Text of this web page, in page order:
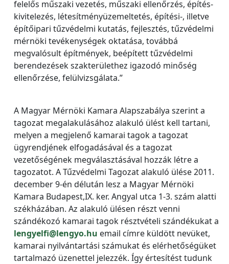
felelős műszaki vezetés, műszaki ellenőrzés, építés-
kivitelezés, létesítményüzemeltetés, építési-, illetve
építőipari tűzvédelmi kutatás, fejlesztés, tűzvédelmi
mérnöki tevékenységek oktatása, továbbá
megvalósult építmények, beépített tűzvédelmi
berendezések szakterülethez igazodó minőség
ellenőrzése, felülvizsgálata.”
A Magyar Mérnöki Kamara Alapszabálya szerint a
tagozat megalakulásához alakuló ülést kell tartani,
melyen a megjelenő kamarai tagok a tagozat
ügyrendjének elfogadásával és a tagozat
vezetőségének megválasztásával hozzák létre a
tagozatot. A Tűzvédelmi Tagozat alakuló ülése 2011.
december 9-én délután lesz a Magyar Mérnöki
Kamara Budapest,IX. ker. Angyal utca 1-3. szám alatti
székházában. Az alakuló ülésen részt venni
szándékozó kamarai tagok résztvételi szándékukat a
lengyelfi@lengyo.hu email címre küldött nevüket,
kamarai nyilvántartási számukat és elérhetőségüket
tartalmazó üzenettel jelezzék. Így értesítést tudunk